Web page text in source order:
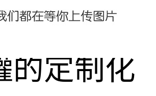
在小型储
的定制化